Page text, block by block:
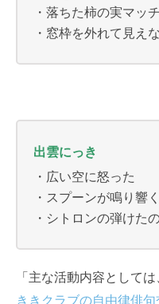
・落ちた柿の実マッ
・窓枠を外れて見え
出雲にっき
・広い空に怒った
・スプーンが鳴り響
・シトロンの弾けた
「主な活動内容として
ききクラブの自由律俳句